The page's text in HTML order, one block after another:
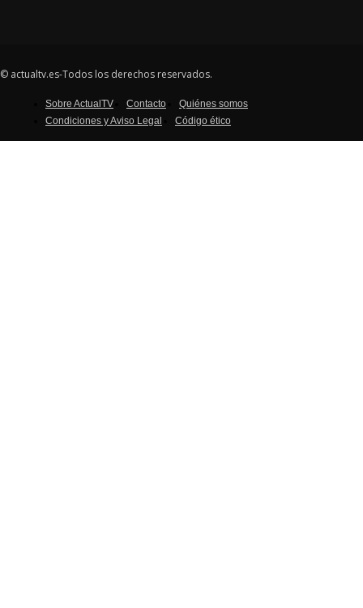
© actualtv.es-Todos los derechos reservados.
Sobre ActualTV Contacto
Quiénes somos
Condiciones y Aviso Legal
Código ético